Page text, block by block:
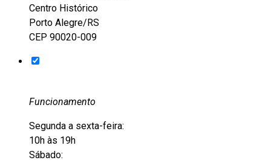
Centro Histórico
Porto Alegre/RS
CEP 90020-009
Funcionamento
Segunda a sexta-feira:
10h às 19h
Sábado: